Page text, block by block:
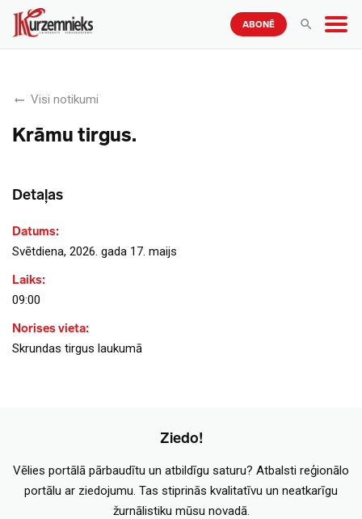
ABONĒ
Visi notikumi
Krāmu tirgus.
Detaļas
Datums:
Svētdiena, 2026. gada 17. maijs
Laiks:
09:00
Norises vieta:
Skrundas tirgus laukumā
Ziedo!
Vēlies portālā pārbaudītu un atbildīgu saturu? Atbalsti reģionālo
portālu ar ziedojumu. Tas stiprinās kvalitatīvu un neatkarīgu
žurnālistiku mūsu novadā.